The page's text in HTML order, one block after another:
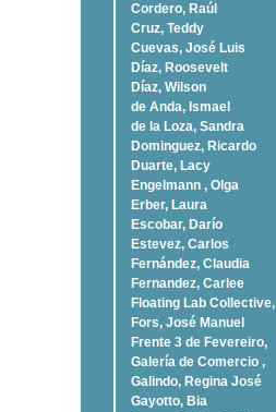
Cordero, Raúl
Cruz, Teddy
Cuevas, José Luis
Díaz, Roosevelt
Dí­az, Wilson
de Anda, Ismael
de la Loza, Sandra
Dominguez, Ricardo
Duarte, Lacy
Engelmann , Olga
Erber, Laura
Escobar, Darío
Estevez, Carlos
Fernández, Claudia
Fernandez, Carlee
Floating Lab Collective,
Fors, José Manuel
Frente 3 de Fevereiro,
Galería de Comercio ,
Galindo, Regina José
Gayotto, Bia